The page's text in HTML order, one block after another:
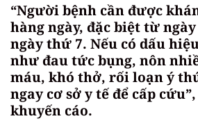
“Người bệnh cần được
hàng ngày, đặc biệt từ
ngày thứ 7. Nếu có dấu
như đau tức bụng, nôn
máu, khó thở, rối loạn ý
ngay cơ sở y tế để cấp
khuyến cáo.